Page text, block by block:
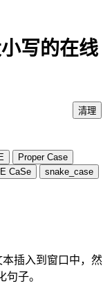
写的在线
清理
Proper Case
CaSe
snake_case
本插入到窗口中，然
子。